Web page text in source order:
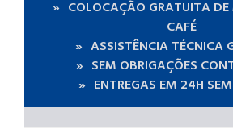
COLOCAÇÃO GRATUITA
CAFÉ
ASSISTÊNCIA TÉCNICA
SEM OBRIGAÇÕES
ENTREGAS EM 24H